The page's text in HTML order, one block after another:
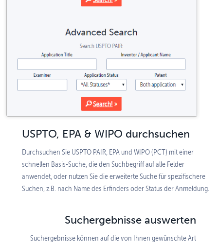
USPTO, EPA & WIPO durchsuchen
Durchsuchen Sie USPTO PAIR, EPA und WIPO (PCT) mit einer
schnellen Basis-Suche, die den Suchbegriff auf alle Felder
anwendet, oder nutzen Sie die erweiterte Suche für spezifischere
Suchen, z.B. nach Name des Erfinders oder Status der Anmeldung.
Suchergebnisse auswerten
Suchergebnisse können auf die von Ihnen gewünschte Art